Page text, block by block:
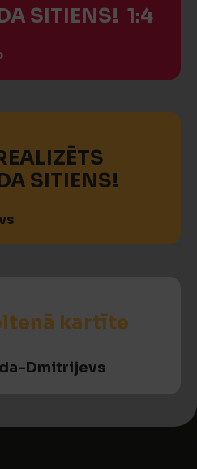
SITIENS! 1:4
SITIENS!
kartīte
Dmitrijevs